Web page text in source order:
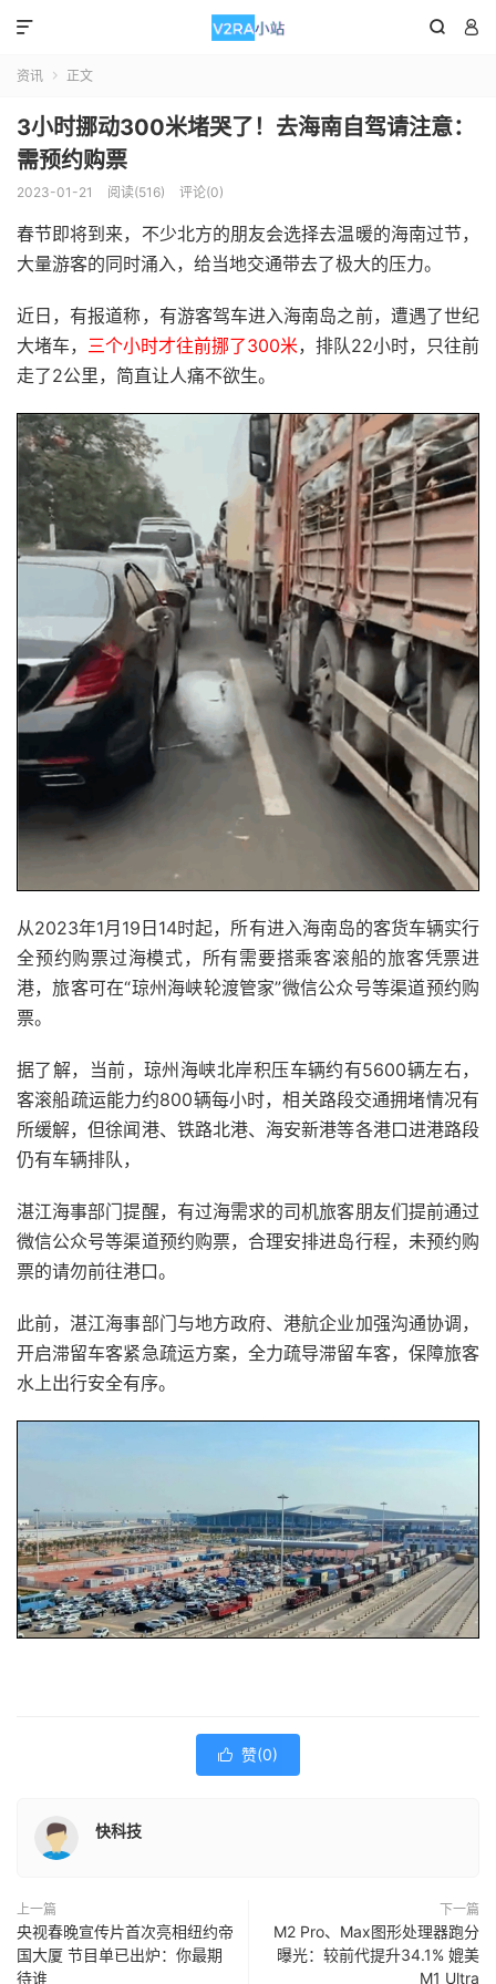
 

资讯  正文
3小时挪动300米堵哭了！去海南自驾请注意：
需预约购票
2023-01-21 阅读(516) 评论(0)
春节即将到来，不少北方的朋友会选择去温暖的海南过节，
大量游客的同时涌入，给当地交通带去了极大的压力。
近日，有报道称，有游客驾车进入海南岛之前，遭遇了世纪
大堵车， 三个小时才往前挪了300米，排队22小时，只往前
走了2公里，简直让人痛不欲生。
从2023年1月19日14时起，所有进入海南岛的客货车辆实行
全预约购票过海模式，所有需要搭乘客滚船的旅客凭票进
港，旅客可在“琼州海峡轮渡管家”微信公众号等渠道预约购
票。
据了解，当前，琼州海峡北岸积压车辆约有5600辆左右，
客滚船疏运能力约800辆每小时，相关路段交通拥堵情况有
所缓解，但徐闻港、铁路北港、海安新港等各港口进港路段
仍有车辆排队，
湛江海事部门提醒，有过海需求的司机旅客朋友们提前通过
微信公众号等渠道预约购票，合理安排进岛行程，未预约购
票的请勿前往港口。
此前，湛江海事部门与地方政府、港航企业加强沟通协调，
开启滞留车客紧急疏运方案，全力疏导滞留车客，保障旅客
水上出行安全有序。
 赞(0)
快科技
上一篇
央视春晚宣传片首次亮相纽约帝
国大厦 节目单已出炉：你最期
待谁
下一篇
M2 Pro、Max图形处理器跑分
曝光：较前代提升34.1% 媲美
M1 Ultra